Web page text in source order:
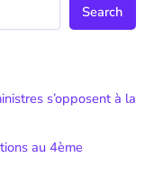
Search
s’opposent à la
au 4ème